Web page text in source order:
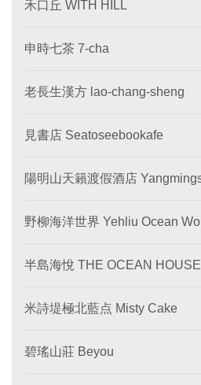
禾口丘 WITH HILL
申時七茶 7-cha
老長生漢方 lao-chang-sheng
見書店 Seatoseebookafe
陽明山天籟渡假酒店
野柳海洋世界 Yehliu Ocean
半島海悅 THE OCEAN HOUSE
米詩堤極北藍点 Misty Cake
碧瑤山莊 Beyou